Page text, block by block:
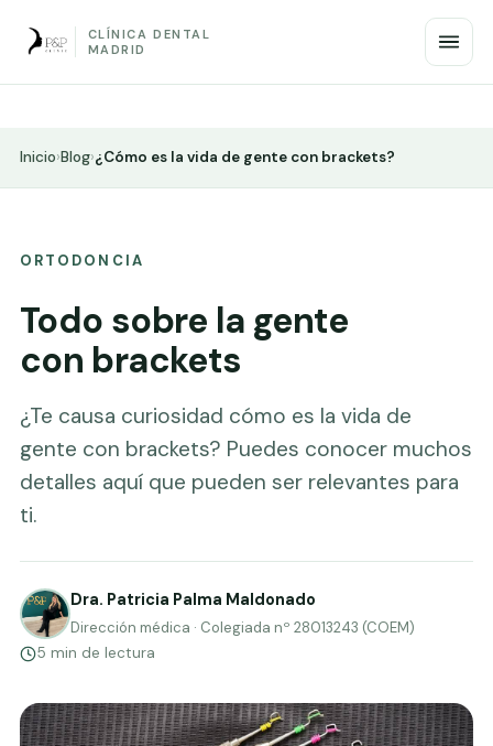
CLÍNICA DENTAL
MADRID
Inicio›Blog›¿Cómo es la vida de gente con brackets?
ORTODONCIA
Todo sobre la gente
con brackets
¿Te causa curiosidad cómo es la vida de
gente con brackets? Puedes conocer muchos
detalles aquí que pueden ser relevantes para
ti.
Dra. Patricia Palma Maldonado
Dirección médica · Colegiada nº 28013243 (COEM)
5 min de lectura